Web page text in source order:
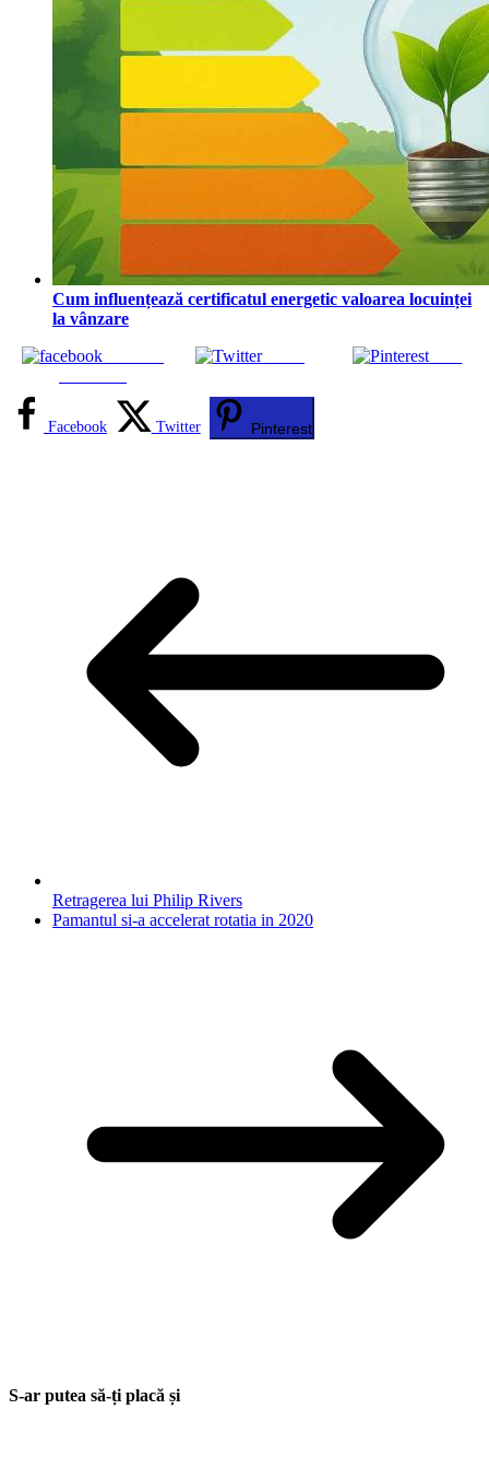
Cum influențează certificatul energetic valoarea locuinței
la vânzare
Tweet Save
Facebook Twitter Pinterest
Retragerea lui Philip Rivers
Pamantul si-a accelerat rotatia in 2020
S-ar putea să-ți placă și